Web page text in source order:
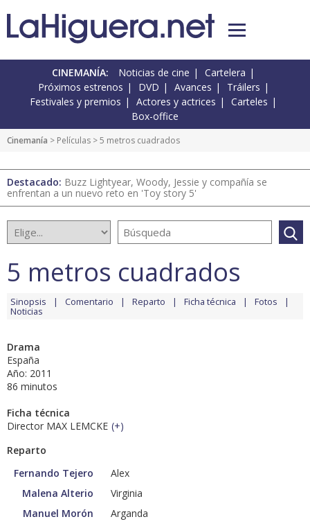
CINEMANÍA: Noticias de cine
Cartelera
Próximos estrenos
DVD Avances
Tráilers
Festivales y premios
Actores y actrices
Carteles
Box-office
Cinemanía > Películas > 5 metros cuadrados
Destacado: Buzz Lightyear, Woody, Jessie y compañía se
enfrentan a un nuevo reto en 'Toy story 5'
5 metros cuadrados
Sinopsis Comentario Reparto Ficha técnica Fotos
Noticias
Drama
España
Año: 2011
86 minutos
Ficha técnica
Director MAX LEMCKE (+)
Reparto
Fernando Tejero
Alex
Malena Alterio
Virginia
Manuel Morón
Arganda